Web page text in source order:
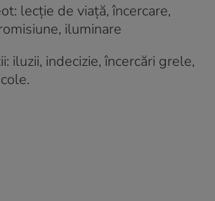
lecție de viață, încercare,
iluminare
iluzii, indecizie, încercări grele,